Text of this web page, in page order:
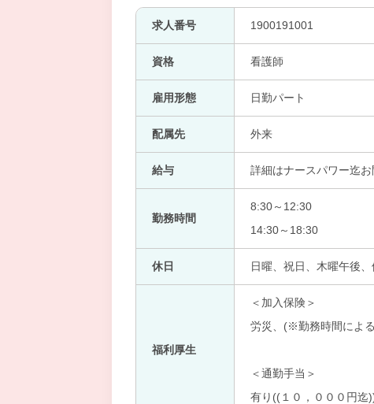
求人番号 1900191001
資格 看護師
雇用形態 日勤パート
配属先 外来
給与 詳細はナースパワー迄
勤務時間
8:30～12:30
14:30～18:30
休日 日曜、祝日、木曜午後、
福利厚生
＜加入保険＞
労災、(※勤務時間によ
＜通勤手当＞
有り((１０，０００円迄